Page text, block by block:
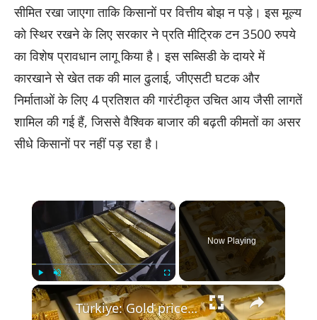
सीमित रखा जाएगा ताकि किसानों पर वित्तीय बोझ न पड़े। इस मूल्य
को स्थिर रखने के लिए सरकार ने प्रति मीट्रिक टन 3500 रुपये
का विशेष प्रावधान लागू किया है। इस सब्सिडी के दायरे में
कारखाने से खेत तक की माल ढुलाई, जीएसटी घटक और
निर्माताओं के लिए 4 प्रतिशत की गारंटीकृत उचित आय जैसी लागतें
शामिल की गई हैं, जिससे वैश्विक बाजार की बढ़ती कीमतों का असर
सीधे किसानों पर नहीं पड़ रहा है।
×
Play Unmute Fullscreen
Now Playing
×
Türkiye: Gold prices fall below $4,000 per ounce for 1st time since November 2025.